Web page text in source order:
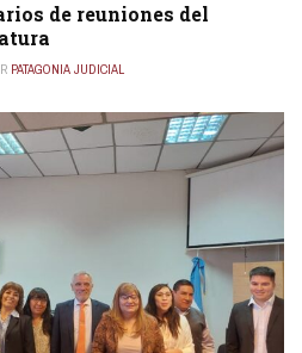
de reuniones del
PATAGONIA JUDICIAL